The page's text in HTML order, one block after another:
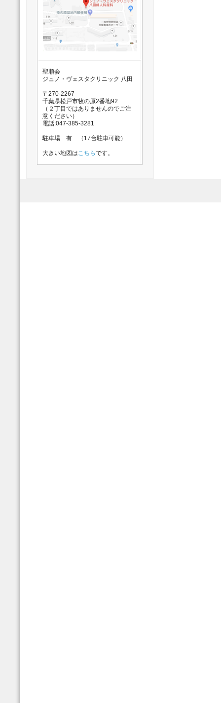
聖順会
ジュノ・ヴェスタクリニック 八田
〒270-2267
千葉県松戸市牧の原2番地92
（２丁目ではありませんのでご注
意ください）
電話:047-385-3281
駐車場 有 （17台駐車可能）
大きい地図は こちらです。